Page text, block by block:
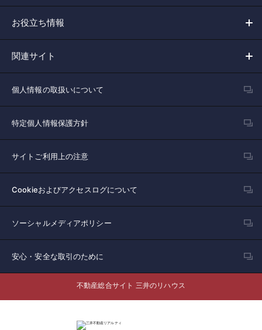
お役立ち情報
関連サイト
個人情報の取扱いについて
特定個人情報保護方針
サイトご利用上の注意
Cookieおよびアクセスログについて
ソーシャルメディアポリシー
安心・安全な取引のために
不動産総合サイト 三井のリハウス